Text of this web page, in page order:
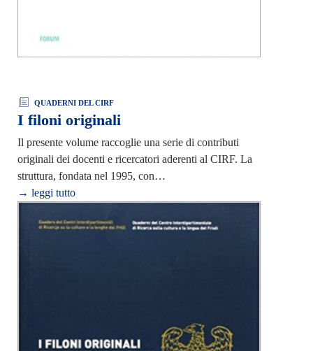
QUADERNI DEL CIRF
I filoni originali
Il presente volume raccoglie una serie di contributi
originali dei docenti e ricercatori aderenti al CIRF. La
struttura, fondata nel 1995, con…
→ leggi tutto